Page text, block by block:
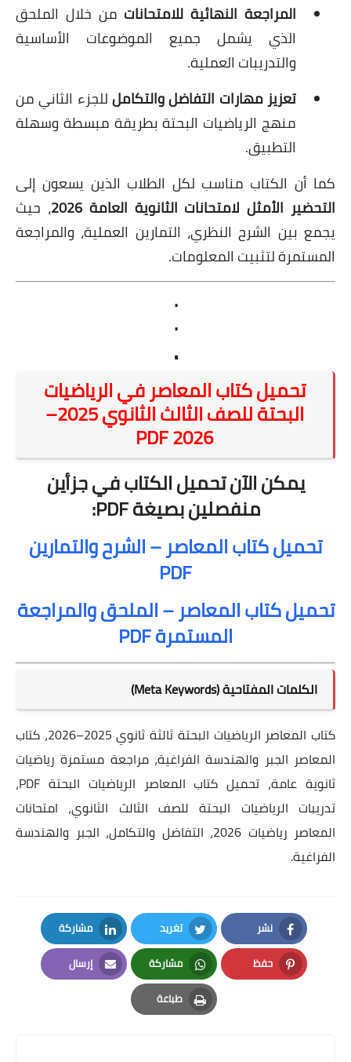
المراجعة النهائية للامتحانات من خلال الملحق
الذي يشمل جميع الموضوعات الأساسية
والتدريبات العملية.
تعزيز مهارات التفاضل والتكاملللجزء الثاني من
منهج الرياضيات البحتة بطريقة مبسطة وسهلة
التطبيق.
كما أن الكتاب مناسب لكل الطلاب الذين يسعون إلى
التحضير الأمثل لامتحانات الثانوية العامة 2026
، حيث
يجمع بين الشرح النظري، التمارين العملية، والمراجعة
المستمرة لتثبيت المعلومات.
.
.
.
تحميل كتاب المعاصر في الرياضيات
البحتة للصف الثالث الثانوي 2025–
2026 PDF
يمكن الآن تحميل الكتاب في جزأين
منفصلين بصيغة PDF:
تحميل كتاب المعاصر – الشرح والتمارين
PDF
تحميل كتاب المعاصر – الملحق والمراجعة
المستمرة PDF
الكلمات المفتاحية (Meta Keywords)
كتاب المعاصر الرياضيات البحتة ثالثة ثانوي 2025–2026، كتاب
المعاصر الجبر والهندسة الفراغية، مراجعة مستمرة رياضيات
ثانوية عامة، تحميل كتاب المعاصر الرياضيات البحتة PDF،
تدريبات الرياضيات البحتة للصف الثالث الثانوي، امتحانات
المعاصر رياضيات 2026، التفاضل والتكامل، الجبر والهندسة
الفراغية.
نشر
Facebook
تغريد
Twitter
مشاركة
LinkedIn
حفظ
Pinterest
مشاركة
Whatsapp
إرسال
Email
طباعة
Print